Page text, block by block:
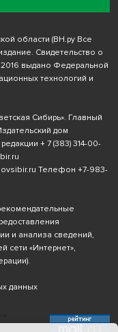
области (ВН.ру Все
Свидетельство о
выдано Федеральной
технологий и
Сибирь». Главный
дом
+ 7 (383) 314-00-
Телефон +7-983-
и анализа сведений,
сети «Интернет»,
данных